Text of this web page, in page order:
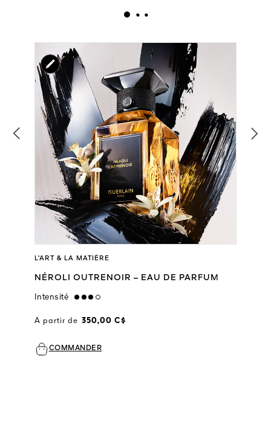
L’ART & LA MATIÈRE
NÉROLI OUTRENOIR – EAU DE PARFUM
Intensité high
A partir de 350,00 C$
COMMANDER